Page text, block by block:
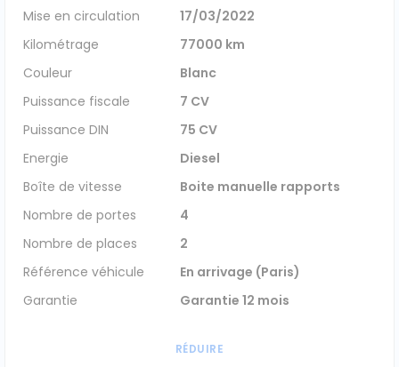
Réservation véhicule
Financement utilitaire
Mise en circulation
17/03/2022
Kilométrage
77000 km
Couleur
Blanc
Puissance fiscale
7 CV
Puissance DIN
75 CV
Energie
Diesel
Boîte de vitesse
Boite manuelle rapports
Nombre de portes
4
Nombre de places
2
Référence véhicule
En arrivage (Paris)
Garantie
Garantie 12 mois